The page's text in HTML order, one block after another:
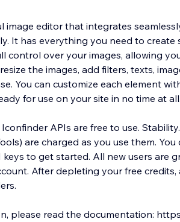
image editor that integrates
It has everything you need to create
control over your images, allowing
the images, add filters, texts,
You can customize each element
for use on your site in no time at all.
Iconfinder APIs are free to use.
as you use them. You can sign up to the AI APIs for free and
to get started. All new users are
After depleting your free
please read the documentation: